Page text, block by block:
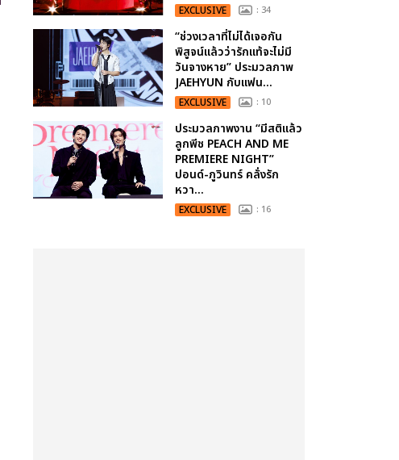
EXCLUSIVE : 34
“ช่วงเวลาที่ไม่ได้เจอกัน
พิสูจน์แล้วว่ารักแท้จะไม่มี
วันจางหาย” ประมวลภาพ
JAEHYUN กับแฟน...
EXCLUSIVE : 10
ประมวลภาพงาน “มีสติแล้ว
ลูกพีช PEACH AND ME
PREMIERE NIGHT”
ปอนด์-ภูวินทร์ คลั่งรัก
หวา...
EXCLUSIVE : 16